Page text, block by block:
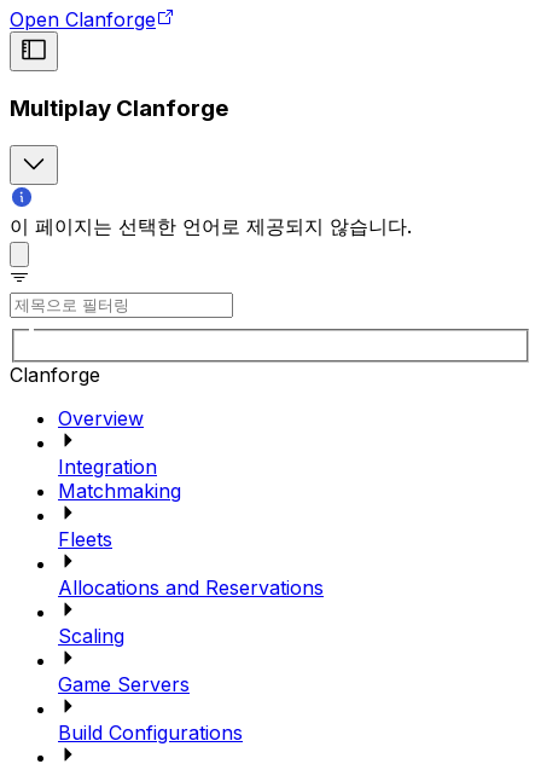
Open Clanforge
Multiplay Clanforge
이 페이지는 선택한 언어로 제공되지 않습니다.
Clanforge
Overview
Integration
Matchmaking
Fleets
Allocations and Reservations
Scaling
Game Servers
Build Configurations